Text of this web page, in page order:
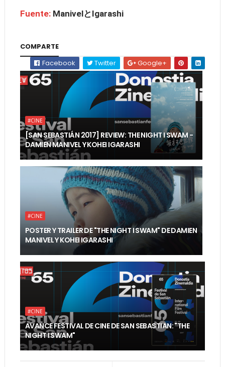
Fuente: ManivelとIgarashi
COMPARTE
Facebook
Twitter Google+
#CINE
[SAN SEBASTIÁN 2017] REVIEW: THE NIGHT I SWAM -
DAMIEN MANIVEL Y KOHEI IGARASHI
#CINE
POSTER Y TRAILER DE "THE NIGHT I SWAM" DE DAMIEN
MANIVEL Y KOHEI IGARASHI
#CINE
AVANCE FESTIVAL DE CINE DE SAN SEBASTIAN: "THE
NIGHT I SWAM"